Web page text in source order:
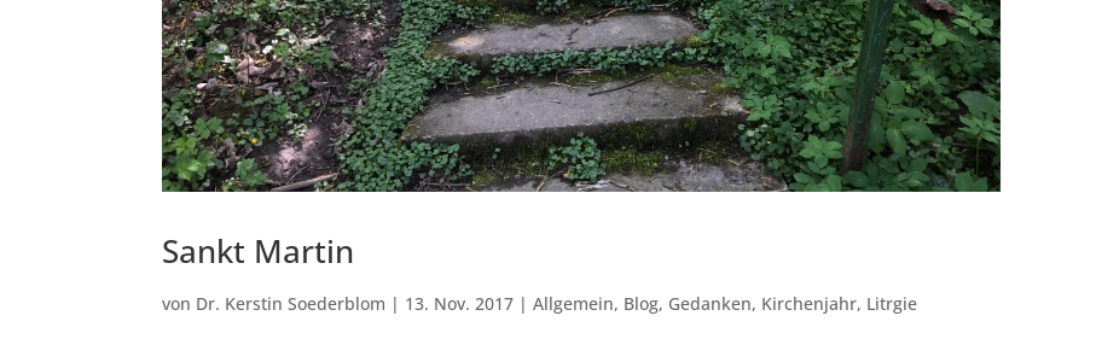
Sankt Martin
von Dr. Kerstin Soederblom | 13. Nov. 2017 |Allgemein, Blog, Gedanken, Kirchenjahr, Litrgie